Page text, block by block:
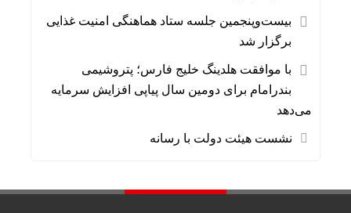
بیست‌وپنجمین جلسه ستاد هماهنگی امنیت غذایی
برگزار شد
با موافقت هلدینگ خلیج فارس؛ پتروشیمی
بندرامام برای دومین سال پیاپی افزایش سرمایه
می‌دهد
نشست هیئت دولت با رسانه